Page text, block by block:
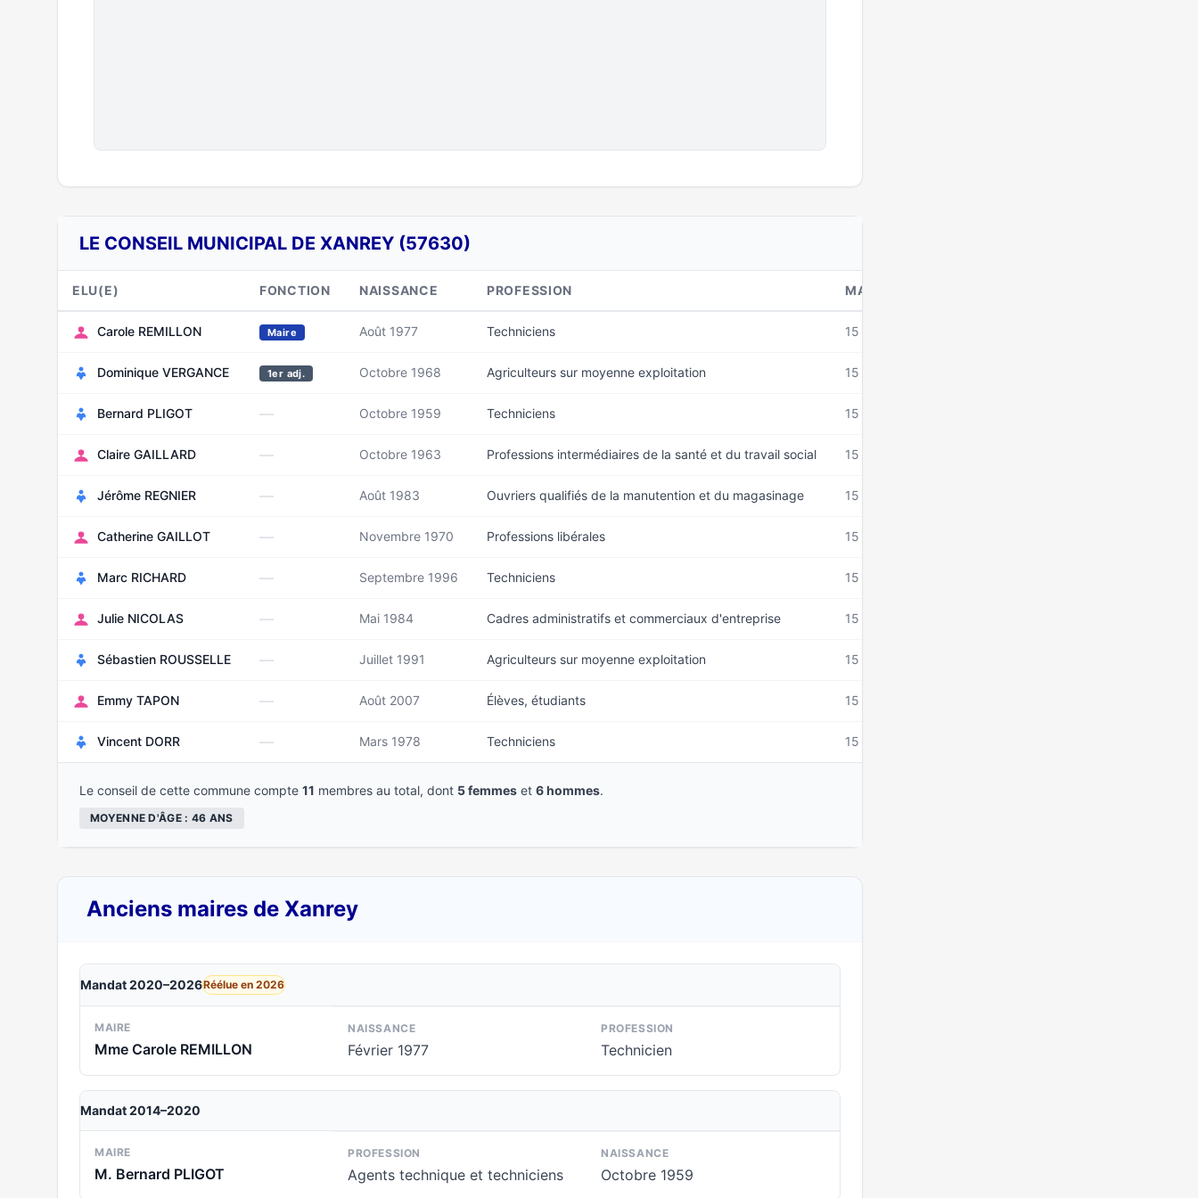
LE CONSEIL MUNICIPAL DE XANREY (57630)
ELU(E) FONCTION NAISSANCE PROFESSION MANDAT DEPUIS
Carole REMILLON Maire Août 1977 Techniciens 15 mars 2026
Dominique VERGANCE 1er adj. Octobre 1968 Agriculteurs sur moyenne exploitation 15 mars 2026
Bernard PLIGOT — Octobre 1959 Techniciens 15 mars 2026
Claire GAILLARD — Octobre 1963 Professions intermédiaires de la santé et du travail social 15 mars 2026
Jérôme REGNIER — Août 1983 Ouvriers qualifiés de la manutention et du magasinage 15 mars 2026
Catherine GAILLOT — Novembre 1970 Professions libérales 15 mars 2026
Marc RICHARD — Septembre 1996 Techniciens 15 mars 2026
Julie NICOLAS — Mai 1984 Cadres administratifs et commerciaux d'entreprise 15 mars 2026
Sébastien ROUSSELLE — Juillet 1991 Agriculteurs sur moyenne exploitation 15 mars 2026
Emmy TAPON — Août 2007 Élèves, étudiants 15 mars 2026
Vincent DORR — Mars 1978 Techniciens 15 mars 2026
Le conseil de cette commune compte 11 membres au total, dont 5 femmes et 6 hommes.
MOYENNE D'ÂGE : 46 ANS
Anciens maires de Xanrey
Mandat 2020–2026Réélue en 2026
MAIRE
Mme Carole REMILLON
NAISSANCE
Février 1977
PROFESSION
Technicien
Mandat 2014–2020
MAIRE
M. Bernard PLIGOT
PROFESSION
Agents technique et techniciens
NAISSANCE
Octobre 1959